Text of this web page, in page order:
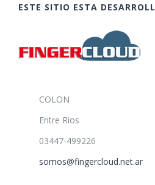
ESTE SITIO ESTA
COLON
Entre Rios
03447-499226
somos@fingercloud.net.ar